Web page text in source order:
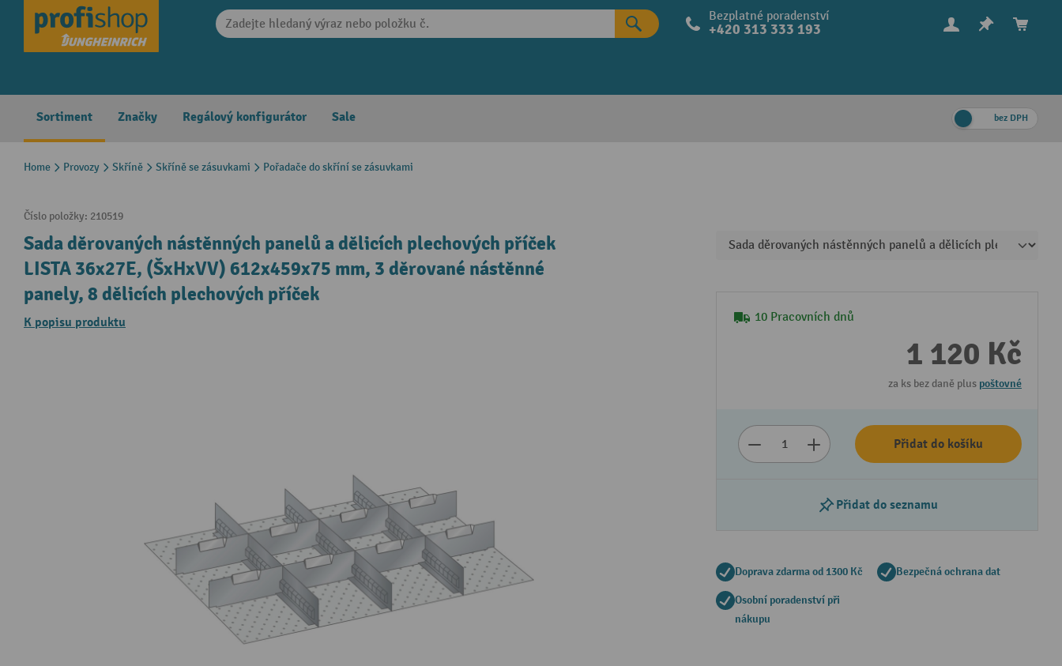
Skip to main navigation Bezplatné poradenství
+420 313 333 193
Sortiment Značky Regálový konfigurátor Sale bez DPH
Home Provozy Skříně Skříně se zásuvkami Pořadače do skříní se zásuvkami
Číslo položky: 210519
Sada děrovaných nástěnných panelů a dělicích plechových příček
LISTA 36x27E, (ŠxHxVV) 612x459x75 mm, 3 děrované nástěnné
panely, 8 dělicích plechových příček
K popisu produktu 10 Pracovních dnů
1 120 Kč
za ks bez daně plus poštovné
Přidat do košíku
Přidat do seznamu
Doprava zdarma od 1300 Kč Bezpečná ochrana dat
Osobní poradenství při
nákupu